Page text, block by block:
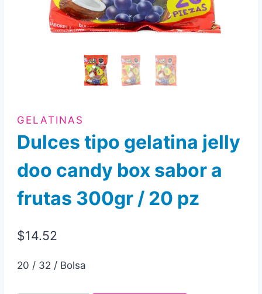
GELATINAS
Dulces tipo gelatina jelly
doo candy box sabor a
frutas 300gr / 20 pz
$14.52
20 / 32 / Bolsa